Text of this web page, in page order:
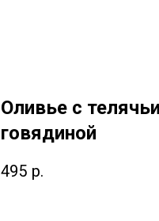
Оливье с
говядиной
495 р.